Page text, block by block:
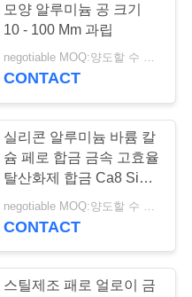
모양 알루미늄 공 크기
10 - 100 Mm 과립
negotiable MOQ:양도할 수 있는
CONTACT
실리콘 알루미늄 바륨 칼
슘 페로 합금 금속 고효율
탈산화제 합금 Ca8 Si45
Ba15 Al6
CONTACT
스틸제조 패로 얼로이 금